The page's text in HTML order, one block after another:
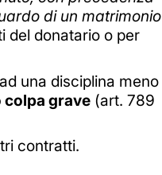
di un matrimonio
del donatario o per
una disciplina meno
grave (art. 789
contratti.